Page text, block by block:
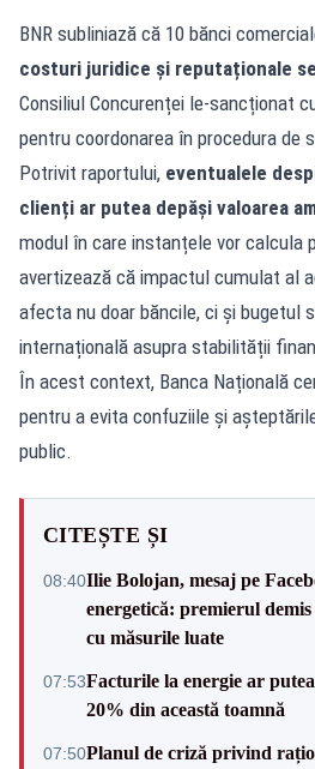
BNR subliniază că 10 bănci
costuri juridice și reputaționale
Consiliul Concurenței le-sancționat
pentru coordonarea în procedura de
Potrivit raportului, eventualele
clienți ar putea depăși valoarea
modul în care instanțele vor calcula
avertizează că impactul cumulat al
afecta nu doar băncile, ci și bugetul
internațională asupra stabilității
În acest context, Banca Națională
pentru a evita confuziile și
public.
CITEȘTE ȘI
08:40Ilie Bolojan, mesaj pe
energetică: premierul
cu măsurile luate
07:53Facturile la energie ar
20% din această toamnă
07:50Planul de criză privind